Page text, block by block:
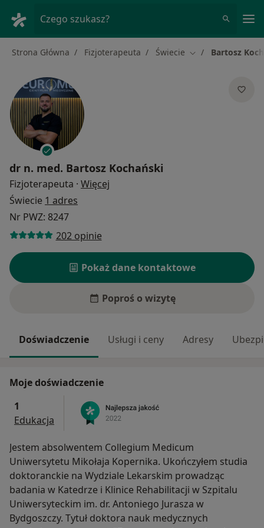
Czego szukasz?
Strona Główna Fizjoterapeuta Świecie Zmień miasto
Bartosz
dr n. med. Bartosz Kochański
Fizjoterapeuta · Więcej
Świecie 1 adres
Nr PWZ: 8247
202 opinie
Pokaż dane kontaktowe
Poproś o wizytę
Doświadczenie Usługi i ceny Adresy
Moje doświadczenie
1
Edukacja
Jestem absolwentem Collegium Medicum
Uniwersytetu Mikołaja Kopernika. Ukończyłem studia
doktoranckie na Wydziale Lekarskim prowadząc
badania w Katedrze i Klinice Rehabilitacji w Szpitalu
Uniwersyteckim im. dr. Antoniego Jurasza w
Bydgoszczy. Tytuł doktora nauk medycznych